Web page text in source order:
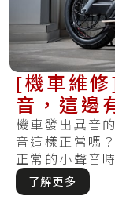
[機車維
音，這邊
機車發出異音
音這樣正常嗎
正常的小聲音
車維.....
了解更多